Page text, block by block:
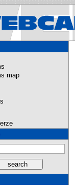
map